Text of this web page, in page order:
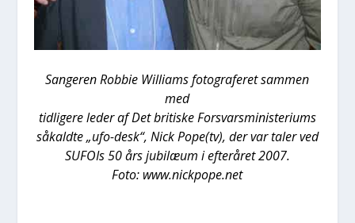
San­ge­ren Rob­bie Wil­li­ams foto­gra­fe­ret sam­men
med
tid­li­ge­re leder af Det bri­ti­ske For­svars­mi­ni­ste­ri­ums
såkald­te „ufo-desk“, Nick Pope(tv), der var taler ved
SUFOIs 50 års jubilæum i efter­å­ret 2007.
Foto: www.nickpope.net